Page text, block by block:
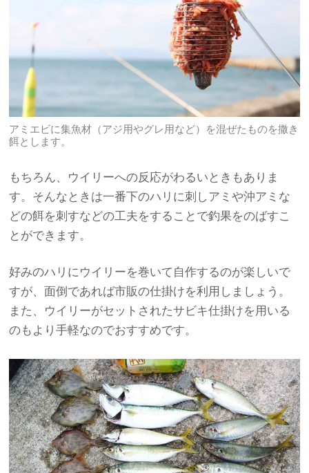
アミエビに集魚材（アジ用やグレ用など）を混ぜたものを撒き
餌とします。
もちろん、ウイリーへの反応がわるいときもありま
す。そんなときは一番下のハリに刺しアミや沖アミな
どの餌を刺すなどの工夫をすることで釣果をのばすこ
とができます。
好みのハリにウイリーを巻いて自作するのが楽しいで
すが、面倒であれば市販の仕掛けを利用しましょう。
また、ウイリーがセットされたサビキ仕掛けを用いる
のもより手軽なのでおすすめです。